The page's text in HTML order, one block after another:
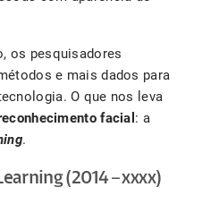
os pesquisadores
e mais dados para
O que nos leva
facial : a
.
(2014 – xxxx)